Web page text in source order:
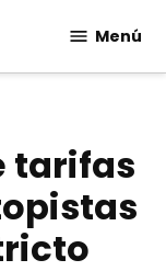
Menú
tarifas